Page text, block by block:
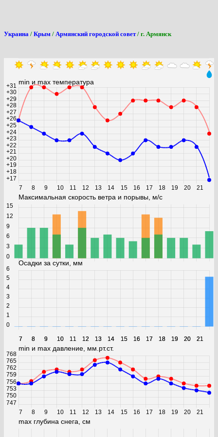
Украина / Крым / Армянский городской совет/ г. Армянск
min и max температура
7 8 9 10 11 12 13 14 15 16 17 18 19 20 21
+17
+18
+19
+20
+21
+22
+23
+24
+25
+26
+27
+28
+29
+30
+31
Максимальная скорость ветра и порывы, м/с
7 8 9 10 11 12 13 14 15 16 17 18 19 20 21
0
3
6
9
12
15
Осадки за сутки, мм
7 8 9 10 11 12 13 14 15 16 17 18 19 20 21
0
1
2
3
4
5
6
min и max давление, мм.рт.ст.
7 8 9 10 11 12 13 14 15 16 17 18 19 20 21
747
750
753
756
759
762
765
768
max глубина снега, см